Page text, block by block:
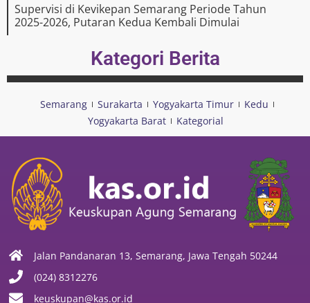
Supervisi di Kevikepan Semarang Periode Tahun
2025-2026, Putaran Kedua Kembali Dimulai
Kategori Berita
Semarang Surakarta Yogyakarta Timur
Kedu
Yogyakarta Barat
Kategorial
Jalan Pandanaran 13, Semarang, Jawa Tengah 50244
(024) 8312276
keuskupan@kas.or.id